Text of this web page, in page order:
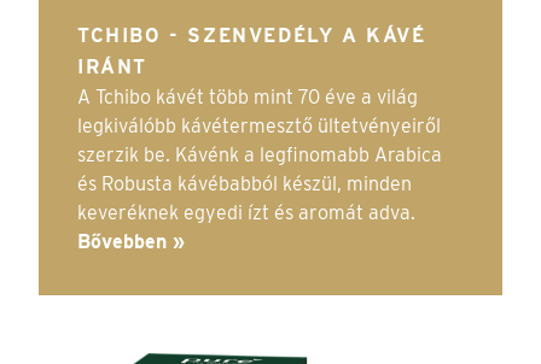
TCHIBO - SZENVEDÉLY A KÁVÉ
IRÁNT
A Tchibo kávét több mint 70 éve a világ
legkiválóbb kávétermesztő ültetvényeiről
szerzik be. Kávénk a legfinomabb Arabica
és Robusta kávébabból készül, minden
keveréknek egyedi ízt és aromát adva.
Bővebben »